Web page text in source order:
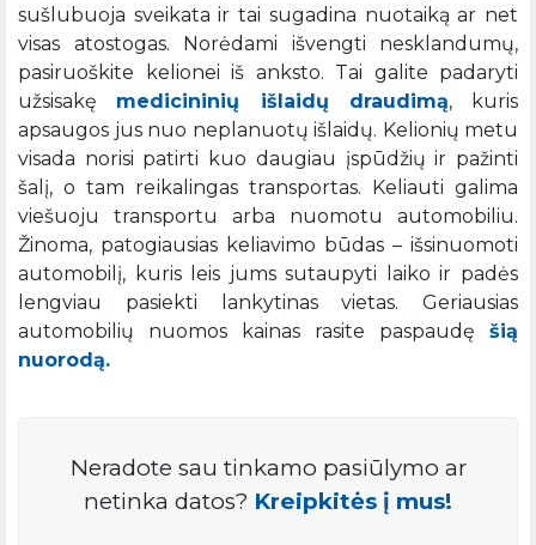
sušlubuoja sveikata ir tai sugadina nuotaiką ar net
visas atostogas. Norėdami išvengti nesklandumų,
pasiruoškite kelionei iš anksto. Tai galite padaryti
užsisakę medicininių išlaidų draudimą, kuris
apsaugos jus nuo neplanuotų išlaidų. Kelionių metu
visada norisi patirti kuo daugiau įspūdžių ir pažinti
šalį, o tam reikalingas transportas. Keliauti galima
viešuoju transportu arba nuomotu automobiliu.
Žinoma, patogiausias keliavimo būdas – išsinuomoti
automobilį, kuris leis jums sutaupyti laiko ir padės
lengviau pasiekti lankytinas vietas. Geriausias
automobilių nuomos kainas rasite paspaudę šią
nuorodą.
Neradote sau tinkamo pasiūlymo ar
netinka datos? Kreipkitės į mus!